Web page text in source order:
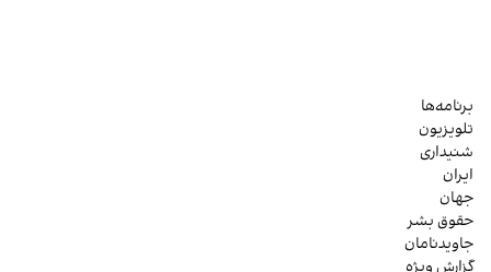
برنامه‌ها
تلویزیون
شنیداری
ایران
جهان
حقوق بشر
جاویدنامان
گزارش ویژه